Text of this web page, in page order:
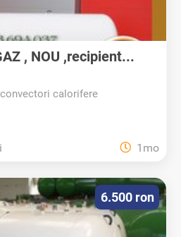
, NOU ,recipient...
calorifere
1mo
6.500 ron